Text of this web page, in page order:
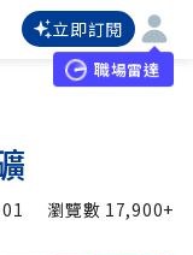
立即訂閱
職場雷達
瀏覽數 17,900+